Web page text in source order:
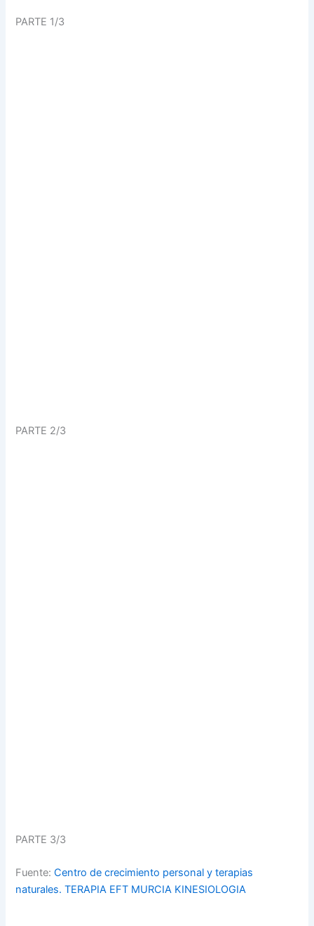
PARTE 1/3
PARTE 2/3
PARTE 3/3
Fuente:Centro de crecimiento personal y terapias
naturales. TERAPIA EFT MURCIA KINESIOLOGIA